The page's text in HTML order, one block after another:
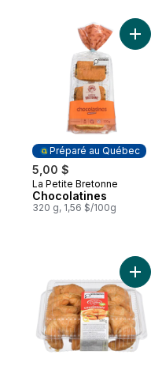
Préparé au Québec
5,00 $
Préparé au Québec
La Petite Bretonne
Chocolatines
320 g, 1,56 $/100g